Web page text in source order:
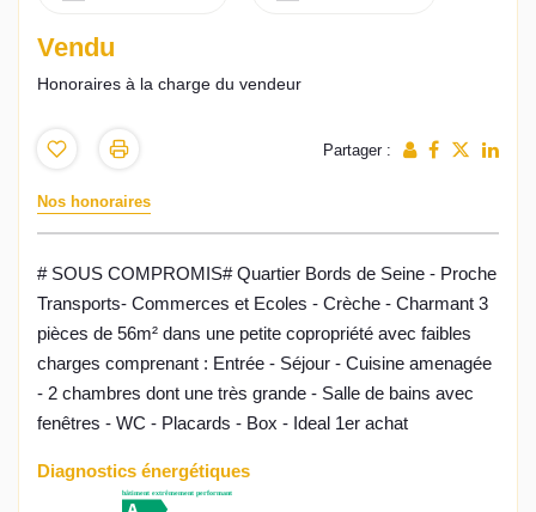
Vendu
Honoraires à la charge du vendeur
Partager :
Nos honoraires
# SOUS COMPROMIS# Quartier Bords de Seine - Proche
Transports- Commerces et Ecoles - Crèche - Charmant 3
pièces de 56m² dans une petite copropriété avec faibles
charges comprenant : Entrée - Séjour - Cuisine amenagée
- 2 chambres dont une très grande - Salle de bains avec
fenêtres - WC - Placards - Box - Ideal 1er achat
Diagnostics énergétiques